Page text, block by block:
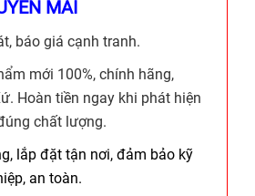
MÃI
báo giá cạnh tranh.
mới 100%, chính hãng,
Hoàn tiền ngay khi phát hiện
chất lượng.
lắp đặt tận nơi, đảm bảo kỹ
an toàn.